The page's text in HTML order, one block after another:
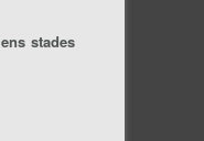
stades